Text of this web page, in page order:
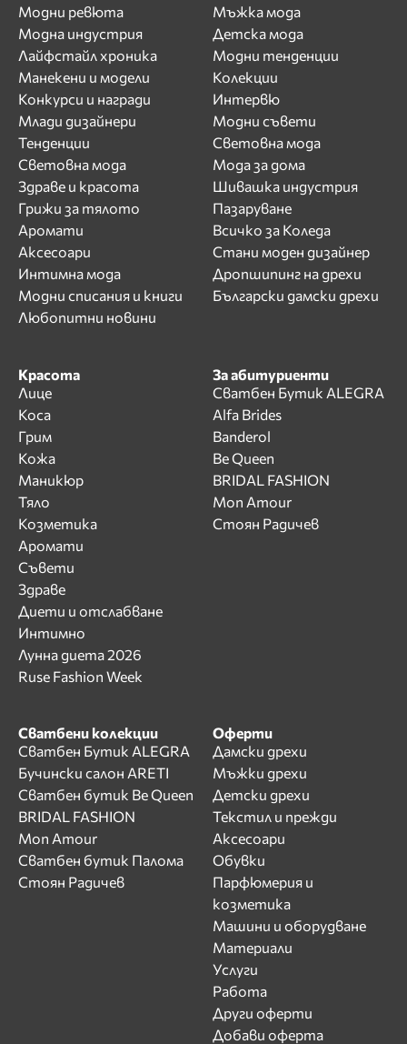
Модни ревюта
Модна индустрия
Лайфстайл хроника
Манекени и модели
Конкурси и награди
Млади дизайнери
Тенденции
Световна мода
Здраве и красота
Грижи за тялото
Аромати
Аксесоари
Интимна мода
Модни списания и книги
Любопитни новини
Мъжка мода
Детска мода
Модни тенденции
Колекции
Интервю
Модни съвети
Световна мода
Мода за дома
Шивашка индустрия
Пазаруване
Всичко за Коледа
Стани моден дизайнер
Дропшипинг на дрехи
Български дамски дрехи
Красота
Лице
Коса
Грим
Кожа
Маникюр
Тяло
Козметика
Аромати
Съвети
Здраве
Диети и отслабване
Интимно
Лунна диета 2026
Ruse Fashion Week
За абитуриенти
Сватбен Бутик ALEGRA
Alfa Brides
Banderol
Be Queen
BRIDAL FASHION
Mon Amour
Стоян Радичев
Сватбени колекции
Сватбен Бутик ALEGRA
Бучински салон ARETI
Сватбен бутик Be Queen
BRIDAL FASHION
Mon Amour
Сватбен бутик Палома
Стоян Радичев
Оферти
Дамски дрехи
Мъжки дрехи
Детски дрехи
Текстил и прежди
Аксесоари
Обувки
Парфюмерия и
козметика
Машини и оборудване
Материали
Услуги
Работа
Други оферти
Добави оферта